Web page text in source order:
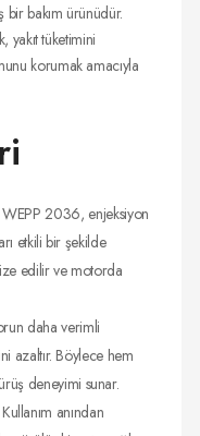
bakım ürünüdür.
yakıt tüketimini
korumak amacıyla
WEPP 2036, enjeksiyon
etkili bir şekilde
edilir ve motorda
daha verimli
azaltır. Böylece hem
deneyimi sunar.
Kullanım anından